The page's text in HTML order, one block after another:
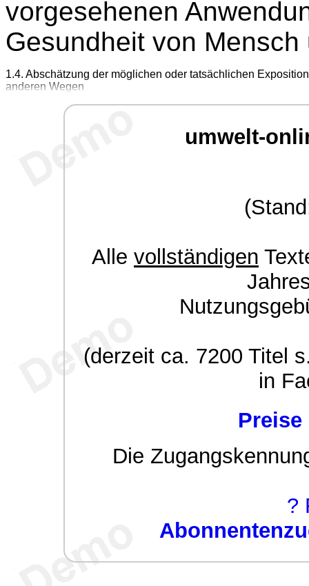
vorgesehenen
Gesundheit von
1.4. Abschätzung der möglichen oder tatsächlichen
anderen Wegen
umwelt-
Alle vollständigen
(derzeit ca. 7200 Titel
in
Die
?